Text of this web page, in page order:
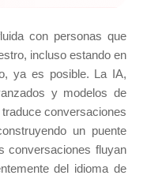
con personas que
incluso estando en
ya es posible. La IA,
y modelos de
conversaciones
un puente
conversaciones fluyan
del idioma de